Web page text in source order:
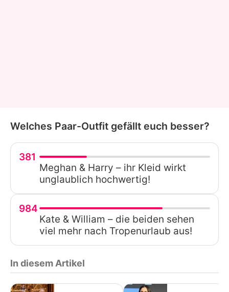
Welches Paar-Outfit gefällt euch besser?
381
Meghan & Harry – ihr Kleid wirkt
unglaublich hochwertig!
984
Kate & William – die beiden sehen
viel mehr nach Tropenurlaub aus!
In diesem Artikel